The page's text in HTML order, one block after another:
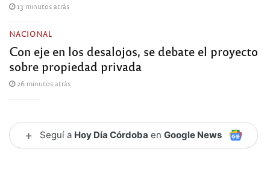
13 minutos atrás
NACIONAL
Con eje en los desalojos, se debate el proyecto
sobre propiedad privada
26 minutos atrás
+ Seguí a Hoy Día Córdoba en Google News